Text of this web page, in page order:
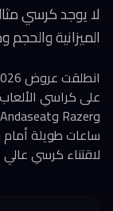
لا يوجد كرسي
الميزانية
ساعات طويلة
لاقتناء كرسي